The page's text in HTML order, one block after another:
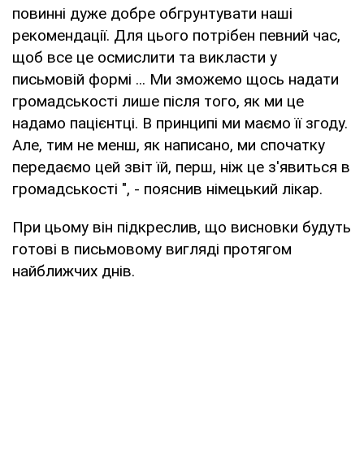
повинні дуже добре обгрунтувати наші
рекомендації. Для цього потрібен певний час,
щоб все це осмислити та викласти у
письмовій формі ... Ми зможемо щось надати
громадськості лише після того, як ми це
надамо пацієнтці. В принципі ми маємо її згоду.
Але, тим не менш, як написано, ми спочатку
передаємо цей звіт їй, перш, ніж це з'явиться в
громадськості ", - пояснив німецький лікар.
При цьому він підкреслив, що висновки будуть
готові в письмовому вигляді протягом
найближчих днів.